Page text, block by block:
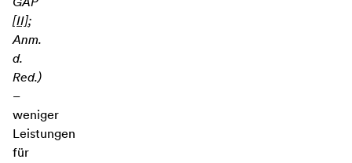
[II];
Anm.
d.
Red.)
–
weniger
Leistungen
für